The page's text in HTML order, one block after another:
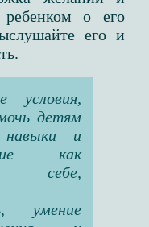
о его
его и
условия,
детям
и
как
себе,
умение